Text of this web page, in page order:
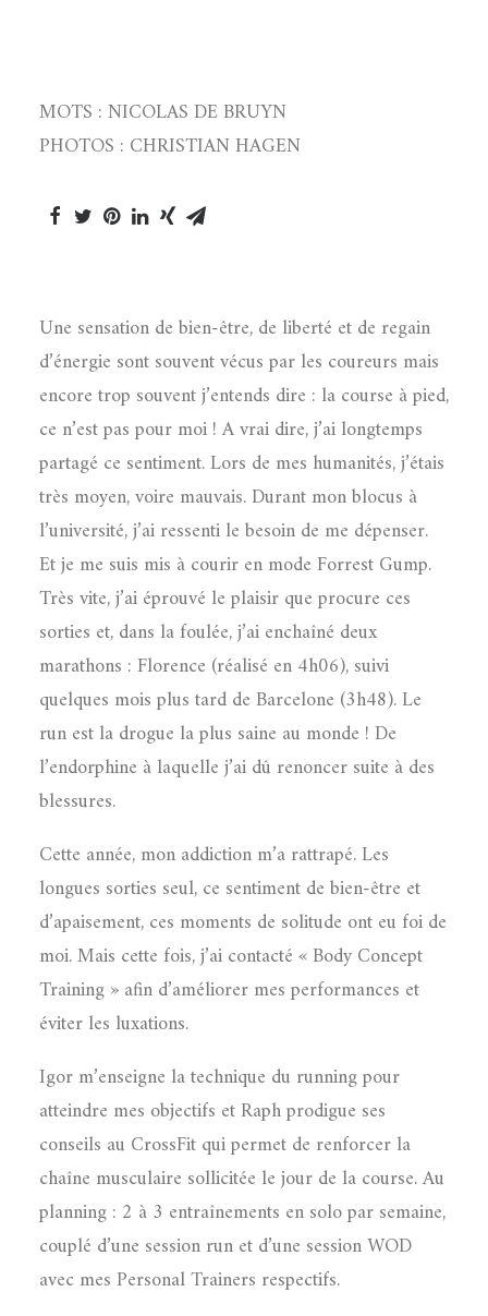
MOTS : NICOLAS DE BRUYN
PHOTOS : CHRISTIAN HAGEN
Une sensation de bien-être, de liberté et de regain
d’énergie sont souvent vécus par les coureurs mais
encore trop souvent j’entends dire : la course à pied,
ce n’est pas pour moi ! A vrai dire, j’ai longtemps
partagé ce sentiment. Lors de mes humanités, j’étais
très moyen, voire mauvais. Durant mon blocus à
l’université, j’ai ressenti le besoin de me dépenser.
Et je me suis mis à courir en mode Forrest Gump.
Très vite, j’ai éprouvé le plaisir que procure ces
sorties et, dans la foulée, j’ai enchaîné deux
marathons : Florence (réalisé en 4h06), suivi
quelques mois plus tard de Barcelone (3h48). Le
run est la drogue la plus saine au monde ! De
l’endorphine à laquelle j’ai dû renoncer suite à des
blessures.
Cette année, mon addiction m’a rattrapé. Les
longues sorties seul, ce sentiment de bien-être et
d’apaisement, ces moments de solitude ont eu foi de
moi. Mais cette fois, j’ai contacté « Body Concept
Training » afin d’améliorer mes performances et
éviter les luxations.
Igor m’enseigne la technique du running pour
atteindre mes objectifs et Raph prodigue ses
conseils au CrossFit qui permet de renforcer la
chaîne musculaire sollicitée le jour de la course. Au
planning : 2 à 3 entraînements en solo par semaine,
couplé d’une session run et d’une session WOD
avec mes Personal Trainers respectifs.